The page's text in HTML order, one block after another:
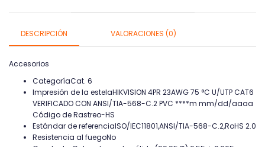
DESCRIPCIÓN VALORACIONES (0)
Accesorios
CategoríaCat. 6
Impresión de la estelaHIKVISION 4PR 23AWG 75 °C U/UTP CAT6
VERIFICADO CON ANSI/TIA-568-C.2 PVC ****m mm/dd/aaaa
Código de Rastreo-HS
Estándar de referenciaISO/IEC11801,ANSI/TIA-568-C.2,RoHS 2.0
Resistencia al fuegoNo